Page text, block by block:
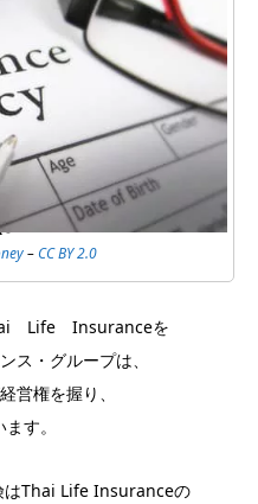
–CC BY 2.0
Life Insuranceを
ス・グループは、
営権を握り、
す。
はThai Life Insuranceの